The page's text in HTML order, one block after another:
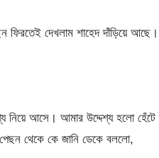
ফিরতেই দেখলাম শাহেদ দাঁড়িয়ে
আসে। আমার উদ্দেশ্য হলো হেঁটে
থেকে কে জানি ডেকে বললো,